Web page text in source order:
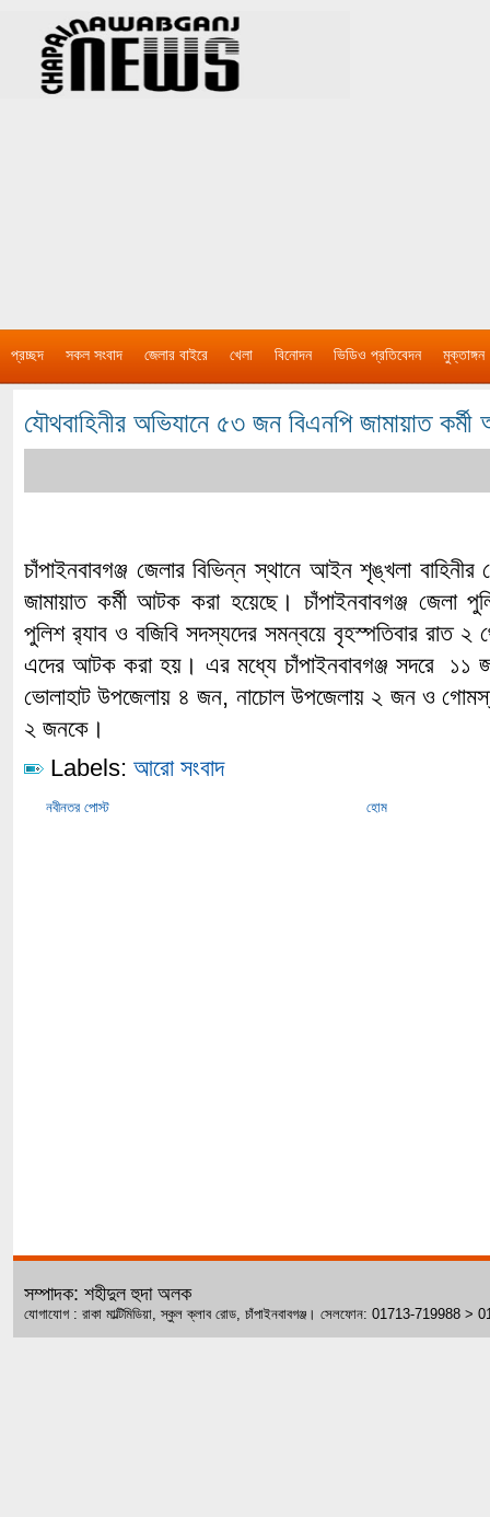
প্রচ্ছদ সকল সংবাদ জেলার বাইরে খেলা বিনোদন ভিডিও প্রতিবেদন মুক্তাঙ্গন
যৌথবাহিনীর অভিযানে ৫৩ জন বিএনপি জামায়াত
চাঁপাইনবাবগঞ্জ জেলার বিভিন্ন স্থানে আইন শৃঙ্খলা
জামায়াত কর্মী আটক করা হয়েছে। চাঁপাইনবাবগঞ্জ জেলা
পুলিশ র‌্যাব ও বজিবি সদস্যদের সমন্বয়ে বৃহস্পতিবার রাত ২
এদের আটক করা হয়। এর মধ্যে চাঁপাইনবাবগঞ্জ সদরে ১১
ভোলাহাট উপজেলায় ৪ জন, নাচোল উপজেলায় ২ জন ও
২ জনকে।
Labels: আরো সংবাদ
নবীনতর পোস্ট হোম
সম্পাদক: শহীদুল হুদা অলক
যোগাযোগ : রাকা মাল্টিমিডিয়া, স্কুল ক্লাব রোড, চাঁপাইনবাবগঞ্জ। সেলফোন: 01713-